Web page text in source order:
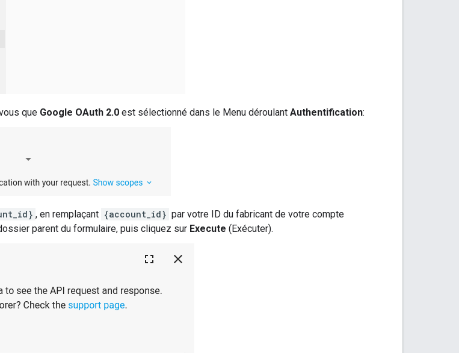
que Google OAuth 2.0 est sélectionné dans le Menu déroulant Authentification:
, en remplaçant {account_id} par votre ID du fabricant de votre compte
parent du formulaire, puis cliquez sur Execute (Exécuter).